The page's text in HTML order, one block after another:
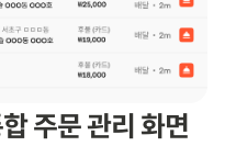
주문 관리 화면